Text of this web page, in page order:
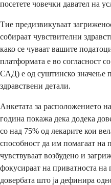
посетете човечки давател на
Тие предизвикуваат
собираат чувствителни
како се чуваат вашите
платформата е во согласност
САД) е од суштинско значење
здравствени детали.
Анкетата за расположението
година покажа дека додека
со над 75% од лекарите кои
способност да им помагаат на
чувствуваат возбудено и
фокусираат на приватноста на
довербата што ја дефинира